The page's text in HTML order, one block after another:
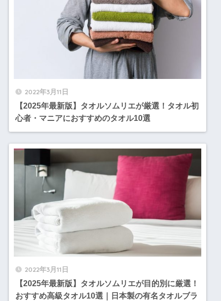
2022年3月11日
【2025年最新版】タオルソムリエが厳選！タオル初
心者・マニアにおすすめのタオル10選
2022年3月11日
【2025年最新版】タオルソムリエが目的別に厳選！
おすすめ高級タオル10選｜日本製の有名タオルブラ